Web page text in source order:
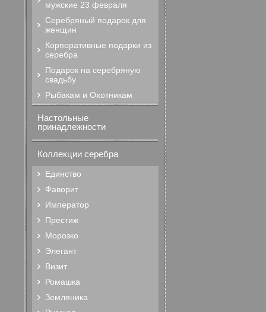
мужские 23 февраля
Серебряный подарок для
женщин
Корпоративные подарки из
серебра
Подарок на серебряную
свадьбу
Рыбакам и Охотникам
Настольные
принадлежности
Коллекции серебра
Единство
Фаворит
Император
Престиж
Морозко
Элегант
Визит
Ромашка
Земляника